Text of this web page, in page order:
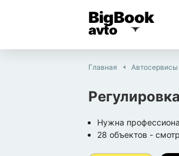
BigBook
avto
Главная Автосервисы
Нужна
28 объектов -